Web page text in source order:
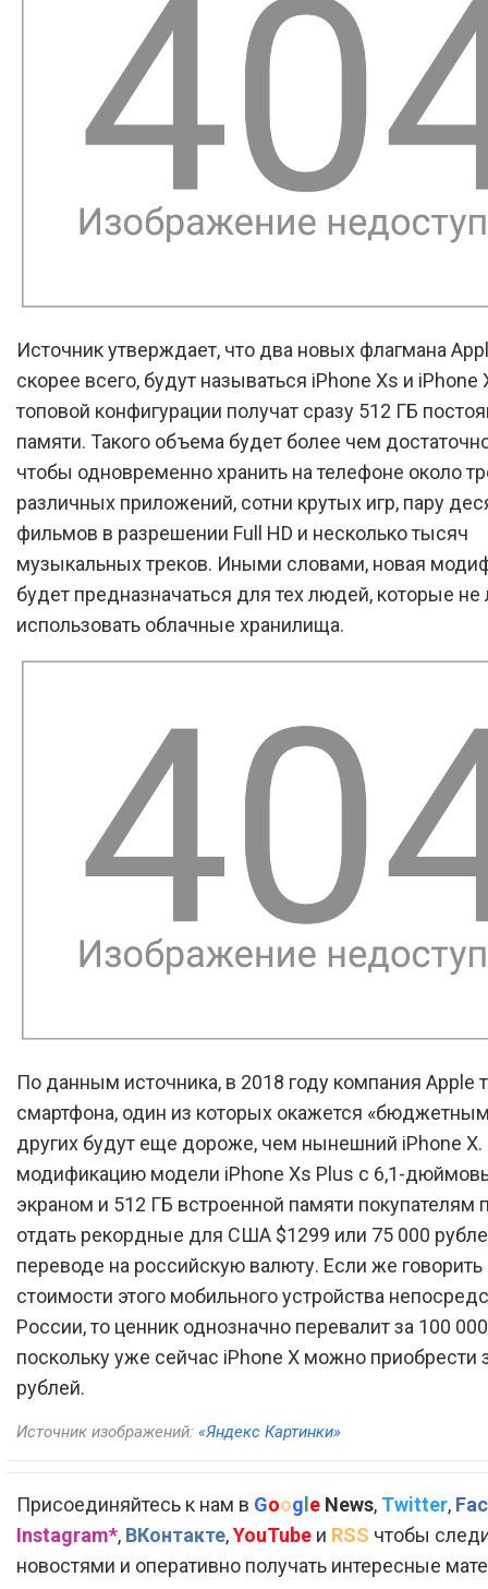
Источник утверждает, что два новых флагмана
скорее всего, будут называться iPhone Xs и iPhone
топовой конфигурации получат сразу 512 ГБ
памяти. Такого объема будет более чем
чтобы одновременно хранить на телефоне около
различных приложений, сотни крутых игр, пару
фильмов в разрешении Full HD и несколько тысяч
музыкальных треков. Иными словами, новая
будет предназначаться для тех людей, которые не
использовать облачные хранилища.
По данным источника, в 2018 году компания Apple
смартфона, один из которых окажется
других будут еще дороже, чем нынешний iPhone X.
модификацию модели iPhone Xs Plus с 6,1-
экраном и 512 ГБ встроенной памяти покупателям
отдать рекордные для США $1299 или 75 000
переводе на российскую валюту. Если же говорить
стоимости этого мобильного устройства
России, то ценник однозначно перевалит за 100
поскольку уже сейчас iPhone X можно приобрести
рублей.
Источник изображений: «Яндекс Картинки»
Присоединяйтесь к нам в Google News, Twitter,
Instagram*, ВКонтакте,YouTube и RSS чтобы
новостями и оперативно получать интересные